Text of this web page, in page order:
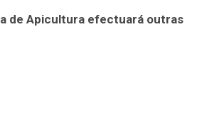
de Apicultura efectuará outras